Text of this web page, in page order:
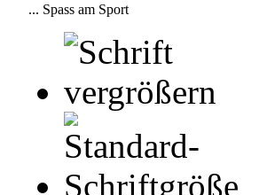
... Spass am Sport